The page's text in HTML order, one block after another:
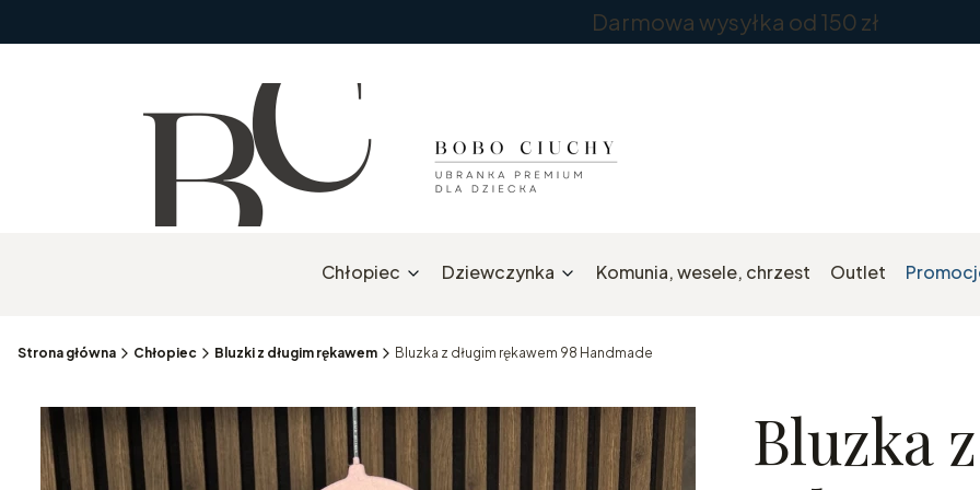
Darmowa wysyłka od 150 zł
Chłopiec Dziewczynka Komunia, wesele, chrzest Outlet
Strona główna Chłopiec Bluzki z długim rękawem Bluzka z długim rękawem 98 Handmade
Bluzka